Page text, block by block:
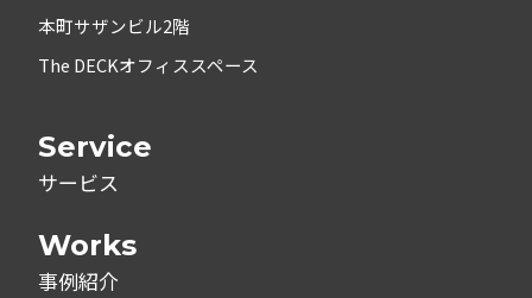
本町サザンビル2階
The DECKオフィススペース
Service
サービス
Works
事例紹介